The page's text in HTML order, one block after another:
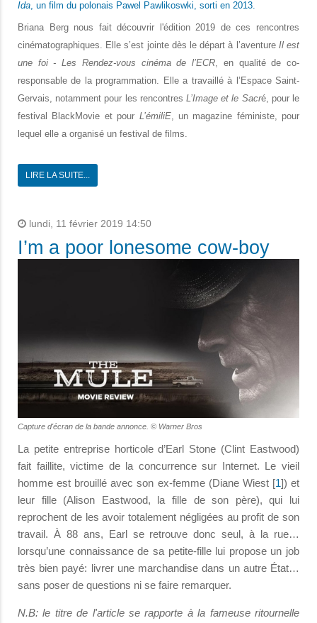
Ida, un film du polonais Pawel Pawlikoswki, sorti en 2013.
Briana Berg nous fait découvrir l'édition 2019 de ces rencontres
cinématographiques. Elle s’est jointe dès le départ à l’aventure Il est
une foi - Les Rendez-vous cinéma de l’ECR, en qualité de co-
responsable de la programmation. Elle a travaillé à l’Espace Saint-
Gervais, notamment pour les rencontres L’Image et le Sacré, pour le
festival BlackMovie et pour L’émiliE, un magazine féministe, pour
lequel elle a organisé un festival de films.
LIRE LA SUITE...
lundi, 11 février 2019 14:50
I’m a poor lonesome cow-boy
Capture d'écran de la bande annonce. © Warner Bros
La petite entreprise horticole d’Earl Stone (Clint Eastwood)
fait faillite, victime de la concurrence sur Internet. Le vieil
homme est brouillé avec son ex-femme (Diane Wiest [1]) et
leur fille (Alison Eastwood, la fille de son père), qui lui
reprochent de les avoir totalement négligées au profit de son
travail. À 88 ans, Earl se retrouve donc seul, à la rue…
lorsqu’une connaissance de sa petite-fille lui propose un job
très bien payé: livrer une marchandise dans un autre État…
sans poser de questions ni se faire remarquer.
N.B: le titre de l'article se rapporte à la fameuse ritournelle